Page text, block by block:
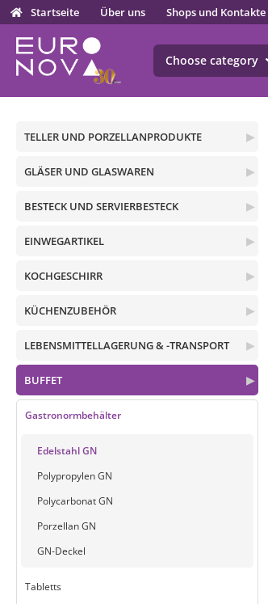
Startseite Über uns Shops und Kontakte
Choose category
▶
TELLER UND PORZELLANPRODUKTE
▶
GLÄSER UND GLASWAREN
▶
BESTECK UND SERVIERBESTECK
▶
EINWEGARTIKEL
▶
KOCHGESCHIRR
▶
KÜCHENZUBEHÖR
▶
LEBENSMITTELLAGERUNG & -TRANSPORT
▶
BUFFET
Gastronormbehälter
Edelstahl GN
Polypropylen GN
Polycarbonat GN
Porzellan GN
GN-Deckel
Tabletts